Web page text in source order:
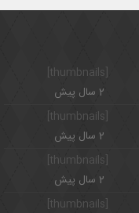
2 سال پیش
[thumbnails]
2 سال پیش
2 سال پیش
[thumbnails]